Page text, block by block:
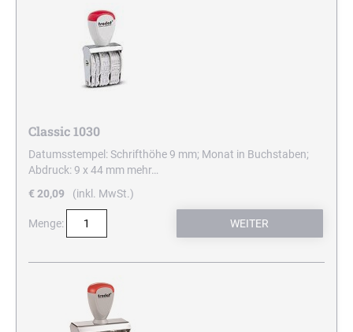
Classic 1030
Datumsstempel: Schrifthöhe 9 mm; Monat in Buchstaben;
Abdruck: 9 x 44 mm mehr…
€ 20,09
(inkl. MwSt.)
Menge: